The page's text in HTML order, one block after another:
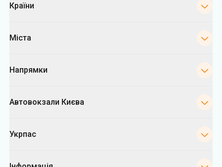
Країни
Міста
Напрямки
Автовокзали Києва
Укрпас